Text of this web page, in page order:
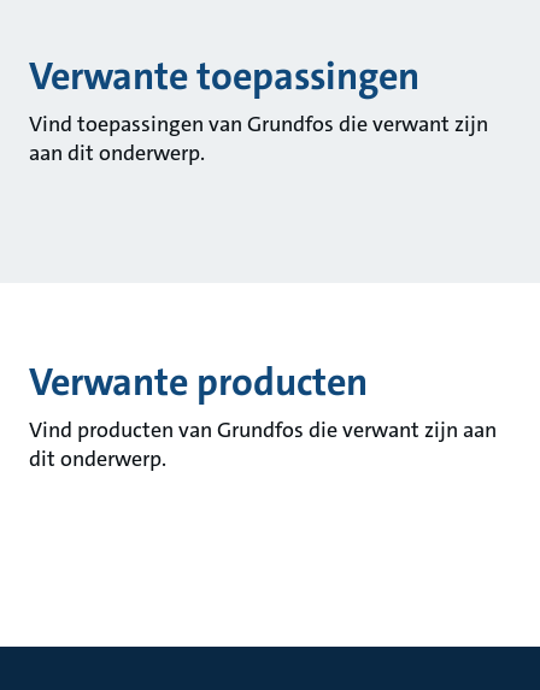
Verwante toepassingen
Vind toepassingen van Grundfos die verwant zijn
aan dit onderwerp.
Verwante producten
Vind producten van Grundfos die verwant zijn aan
dit onderwerp.